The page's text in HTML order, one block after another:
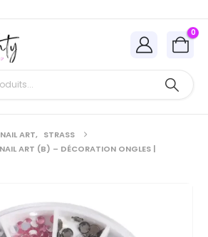
0
NAIL ART, STRASS
ART (B) – DÉCORATION ONGLES |